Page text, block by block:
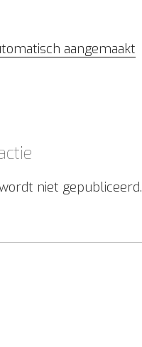
aangemaakt
niet gepubliceerd.